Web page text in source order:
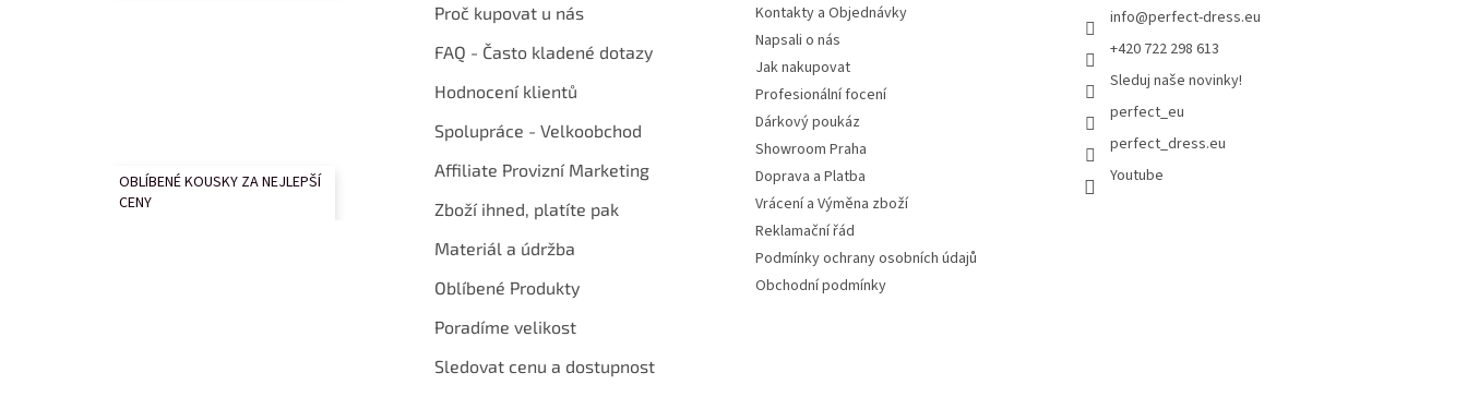
OBLÍBENÉ KOUSKY ZA NEJLEPŠÍ
CENY
Proč kupovat u nás
FAQ - Často kladené dotazy
Hodnocení klientů
Spolupráce - Velkoobchod
Affiliate Provizní Marketing
Zboží ihned, platíte pak
Materiál a údržba
Oblíbené Produkty
Poradíme velikost
Sledovat cenu a dostupnost
Kontakty a Objednávky
Napsali o nás
Jak nakupovat
Profesionální focení
Dárkový poukáz
Showroom Praha
Doprava a Platba
Vrácení a Výměna zboží
Reklamační řád
Podmínky ochrany osobních údajů
Obchodní podmínky
info@perfect-dress.eu
+420 722 298 613
Sleduj naše novinky!
perfect_eu
perfect_dress.eu
Youtube